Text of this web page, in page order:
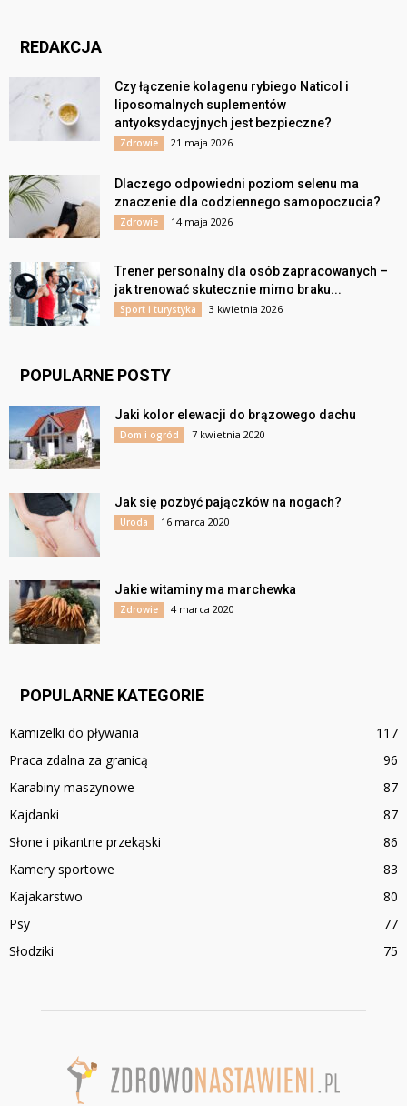
REDAKCJA
Czy łączenie kolagenu rybiego Naticol i
liposomalnych suplementów
antyoksydacyjnych jest bezpieczne?
Zdrowie 21 maja 2026
Dlaczego odpowiedni poziom selenu ma
znaczenie dla codziennego samopoczucia?
Zdrowie 14 maja 2026
Trener personalny dla osób zapracowanych –
jak trenować skutecznie mimo braku...
Sport i turystyka 3 kwietnia 2026
POPULARNE POSTY
Jaki kolor elewacji do brązowego dachu
Dom i ogród 7 kwietnia 2020
Jak się pozbyć pajączków na nogach?
Uroda 16 marca 2020
Jakie witaminy ma marchewka
Zdrowie 4 marca 2020
POPULARNE KATEGORIE
Kamizelki do pływania
117
Praca zdalna za granicą
96
Karabiny maszynowe
87
Kajdanki
87
Słone i pikantne przekąski
86
Kamery sportowe
83
Kajakarstwo
80
Psy
77
Słodziki
75